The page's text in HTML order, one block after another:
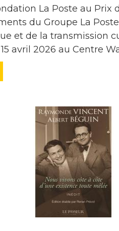
La Poste au Prix
du Groupe La
et de la transmission
avril 2026 au Centre